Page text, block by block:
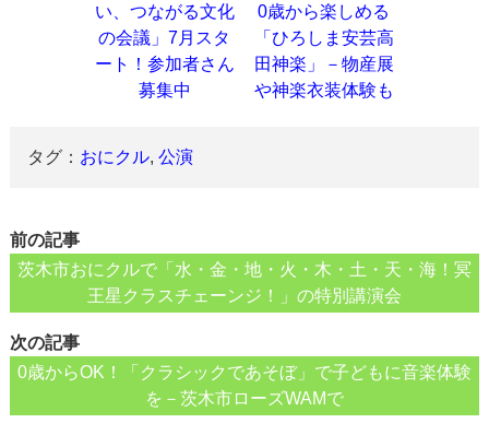
い、つながる文化
の会議」7月スタ
ート！参加者さん
募集中
0歳から楽しめる
「ひろしま安芸高
田神楽」－物産展
や神楽衣装体験も
タグ： おにクル,公演
前の記事
茨木市おにクルで「水・金・地・火・木・土・天・海！冥
王星クラスチェーンジ！」の特別講演会
次の記事
0歳からOK！「クラシックであそぼ」で子どもに音楽体験
を－茨木市ローズWAMで